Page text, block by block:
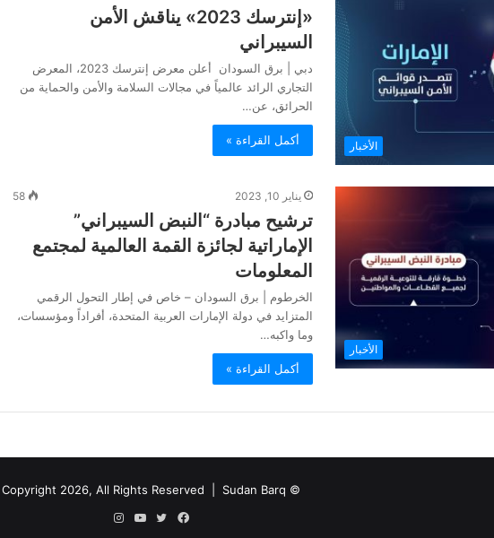
الأخبار
«إنترسك 2023» يناقش الأمن
السيبراني
دبي | برق السودان أعلن معرض إنترسك 2023، المعرض
التجاري الرائد عالمياً في مجالات السلامة والأمن والحماية من
الحرائق، عن…
أكمل القراءة »
الأخبار
يناير 10, 2023 58
ترشيح مبادرة “النبض السيبراني”
الإماراتية لجائزة القمة العالمية لمجتمع
المعلومات
الخرطوم | برق السودان – خاص في إطار التحول الرقمي
المتزايد في دولة الإمارات العربية المتحدة، أفراداً ومؤسسات،
وما واكبه…
أكمل القراءة »
© Copyright 2026, All Rights Reserved |
Sudan Barq
فيسبوك
تويتريوتيوبانستقرام